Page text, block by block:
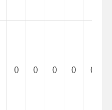
0 0 0 0 0